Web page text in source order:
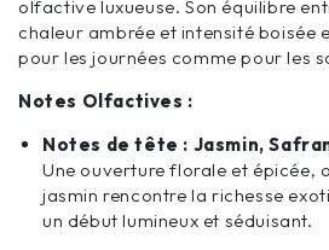
olfactive luxueuse. Son équilibre
chaleur ambrée et intensité boisée
pour les journées comme pour les
Notes Olfactives :
Notes de tête : Jasmin,
Une ouverture florale et épicée,
jasmin rencontre la richesse
un début lumineux et séduisant.